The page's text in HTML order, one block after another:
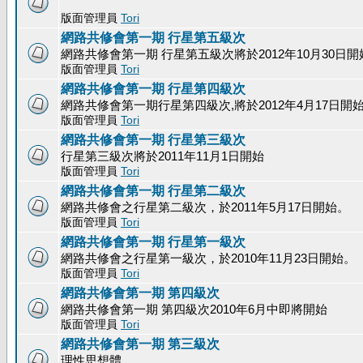
版面管理員 Tori
網路共修會第一期 行星第五級次
網路共修會第一期 行星第五級次將於2012年10月30日開
版面管理員 Tori
網路共修會第一期 行星第四級次
網路共修會第一期行星第四級次,將於2012年4月17日開
版面管理員 Tori
網路共修會第一期 行星第三級次
行星第三級次將於2011年11月1日開始
版面管理員 Tori
網路共修會第一期 行星第二級次
網路共修會之行星第二級次，於2011年5月17日開始。
版面管理員 Tori
網路共修會第一期 行星第一級次
網路共修會之行星第一級次，於2010年11月23日開始。
版面管理員 Tori
網路共修會第一期 第四級次
網路共修會第一期 第四級次2010年6月中即將開始
版面管理員 Tori
網路共修會第一期 第三級次
理性思想體